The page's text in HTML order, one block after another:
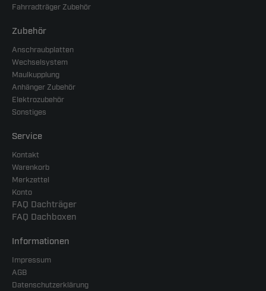
Fahrradträger Zubehör
Zubehör
Anschraubplatten
Wechselsystem
Maulkupplung
Anhänger Zubehör
Elektrozubehör
Sonstiges
Service
Kontakt
Warenkorb
Merkzettel
Konto
FAQ Dachträger
FAQ Dachboxen
Informationen
Impressum
AGB
Datenschutzerklärung